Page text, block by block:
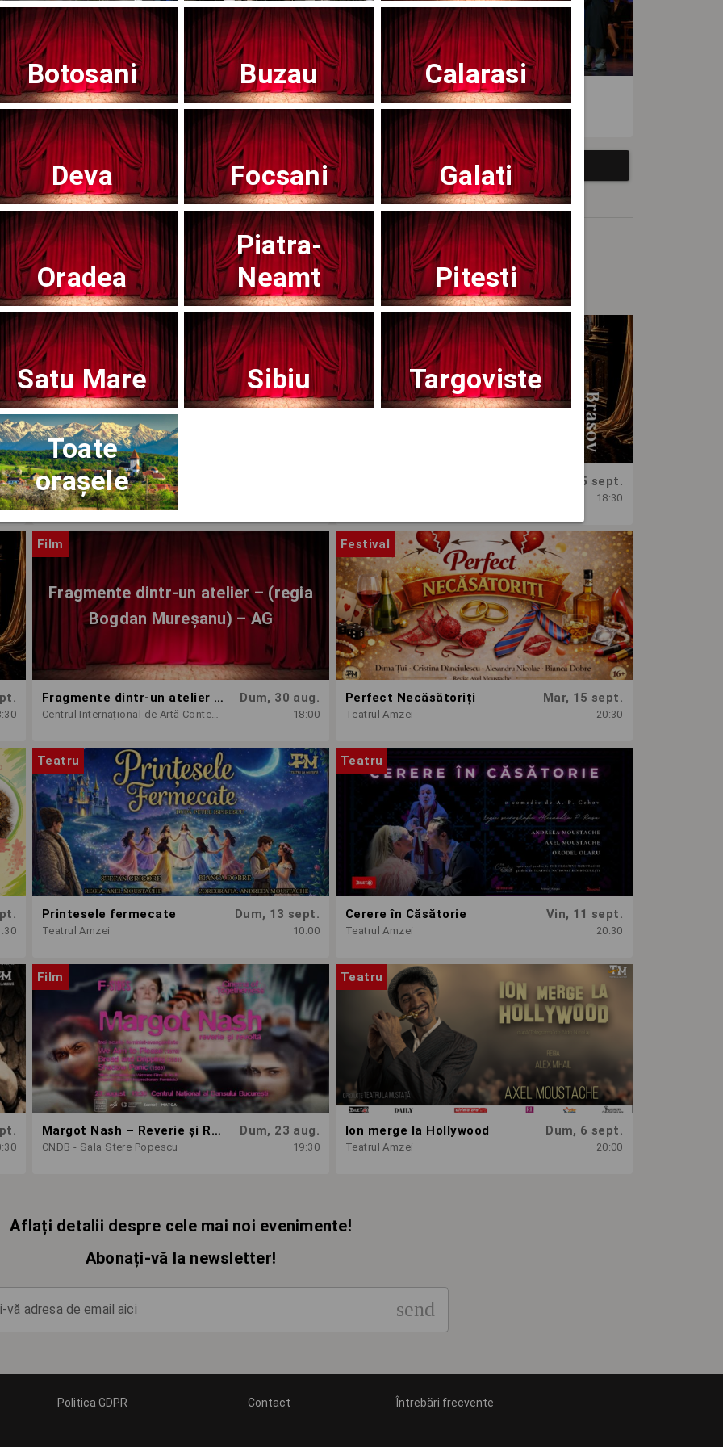
Teatrul Mic - Stagiunea 2025-2026 Teatrul Avangardia
Afisați mai multe evenimente
Noutăți
Concert
Opera Brasov
Concert
Sâm, 5 sept.
18:30
Film
Fragmente dintr-un atelier – (regia
Bogdan Mureșanu) – AG
Fragmente dintr-un atelier – (regia Bogdan Mureșanu) – AG
Centrul Internațional de Artă Contemporană - Baia Turcească Iași
Dum, 30 aug.
18:00
Festival
Perfect Necăsătoriți
Teatrul Amzei
Mar, 15 sept.
20:30
Teatru
Printesele fermecate
Teatrul Amzei
Dum, 13 sept.
10:00
Teatru
Cerere în Căsătorie
Teatrul Amzei
Vin, 11 sept.
20:30
Film
Margot Nash – Reverie și Revoltă: 3 scurtmetraje feminist-avangardiste
CNDB - Sala Stere Popescu
Dum, 23 aug.
19:30
Teatru
Ion merge la Hollywood
Teatrul Amzei
Dum, 6 sept.
20:00
Aflați detalii despre cele mai noi evenimente!
Abonați-vă la newsletter!
vă adresa de email aici send
Politica GDPR Contact Întrebări frecvente
Botosani Buzau Calarasi
Deva Focsani Galati
Oradea
Piatra-
Neamt
Pitesti
Satu Mare Sibiu Targoviste
Toate
orașele